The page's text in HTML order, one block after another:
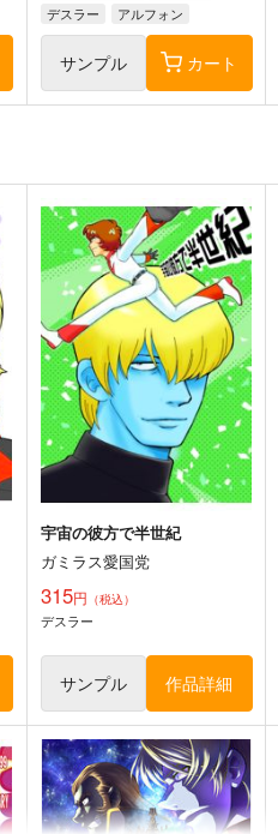
THE GALACTIC LEGENT
MASA企画
専売 629円 （税込）
宇宙戦艦ヤマト2205 オールキャ
ラ
サンプル カート
デスラー
アルフォン
サンプル カート
宇宙の彼方で半世紀
ガミラス愛国党
315円 （税込）
デスラー
サンプル 作品詳細